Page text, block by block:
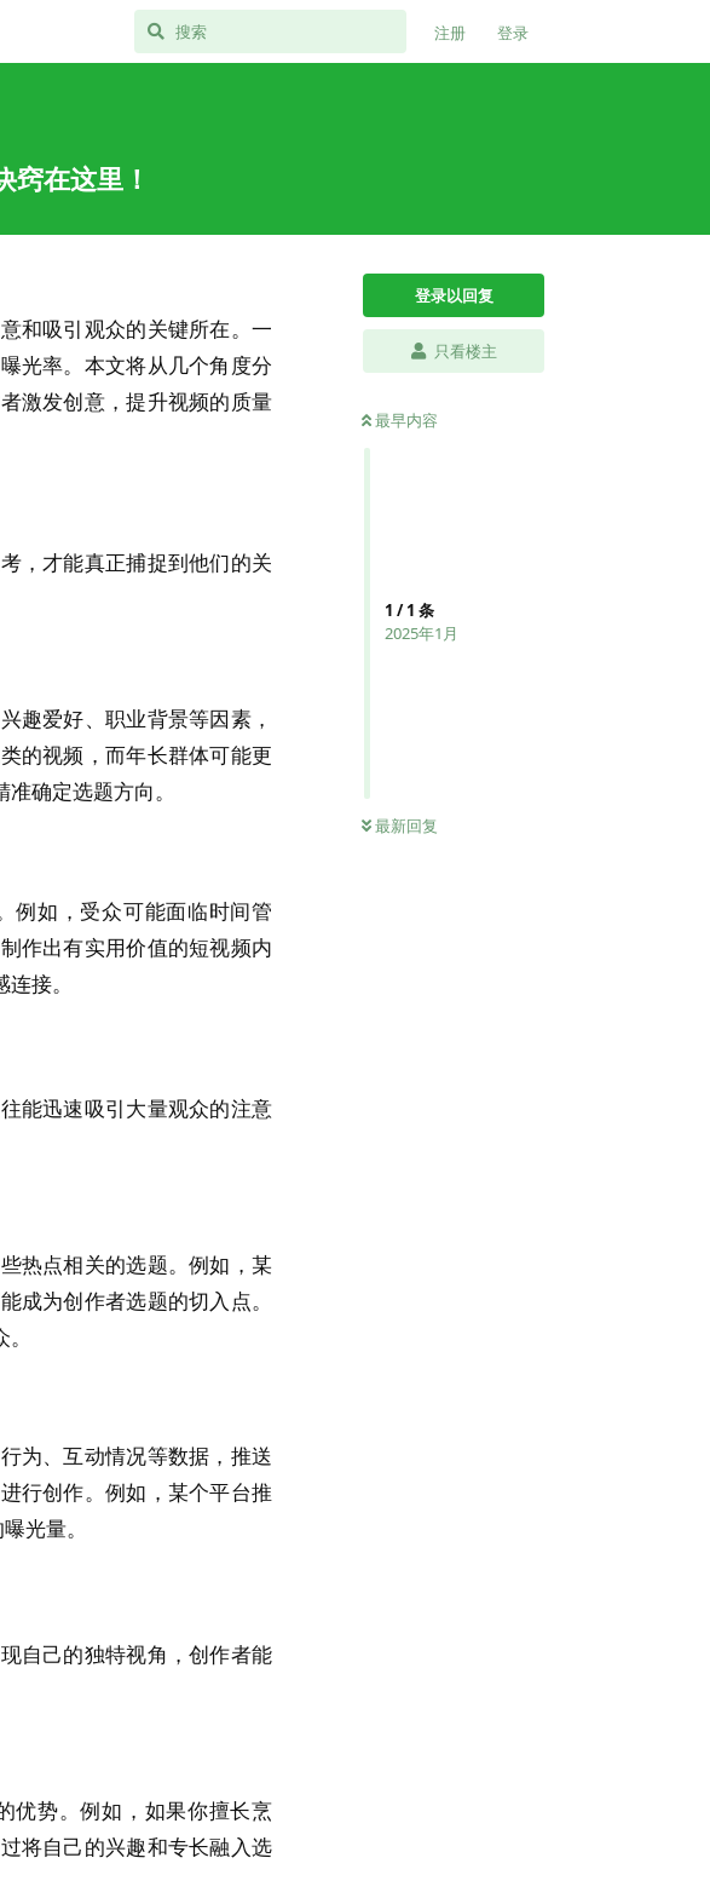
注册 登录
在这里！
登录以回复
只看楼主
最早内容
1 /1 条
2025年1月
最新回复
和吸引观众的关键所在。一
光率。本文将从几个角度分
激发创意，提升视频的质量
，才能真正捕捉到他们的关
趣爱好、职业背景等因素，
的视频，而年长群体可能更
确定选题方向。
例如，受众可能面临时间管
作出有实用价值的短视频内
接。
能迅速吸引大量观众的注意
热点相关的选题。例如，某
成为创作者选题的切入点。
为、互动情况等数据，推送
行创作。例如，某个平台推
光量。
自己的独特视角，创作者能
优势。例如，如果你擅长烹
将自己的兴趣和专长融入选